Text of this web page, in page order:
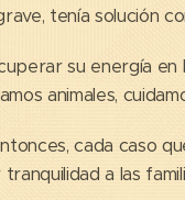
tenía solución
su energía
animales,
cada caso
a las